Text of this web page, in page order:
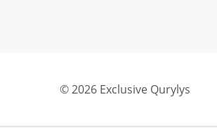
© 2026 Exclusive Qurylys